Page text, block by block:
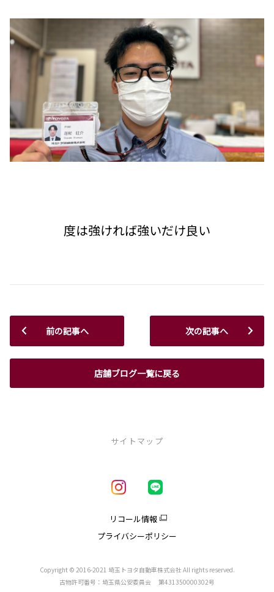
度は強ければ強いだけ良い
前の記事へ
店舗ブログ一覧に戻る
次の記事へ
サイトマップ
クラウンスポーツ
クラウンクロスオーバー
リコール情報
プライバシーポリシー
Copyright © 2016-2021 埼玉トヨタ自動車株式会社 All rights reserved.
古物許可番号：埼玉県公安委員会 第431350000302号